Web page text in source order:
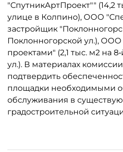
"СпутникАртПроект"" (14,2
улице в Колпино), ООО
застройщик
Поклонногорской ул.),
проектами" (2,1 тыс. м2 на
ул.). В материалах
подтвердить
площадки необходимыми
обслуживания в
градостроительной